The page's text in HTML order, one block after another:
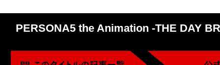
PERSONA5 the Animation -THE DAY